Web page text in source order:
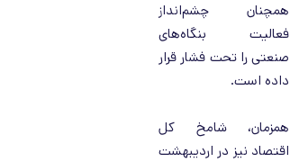
همچنان چشم‌انداز
فعالیت بنگاه‌های
صنعتی را تحت فشار قرار
داده است.
همزمان، شامخ کل
اقتصاد نیز در اردیبهشت